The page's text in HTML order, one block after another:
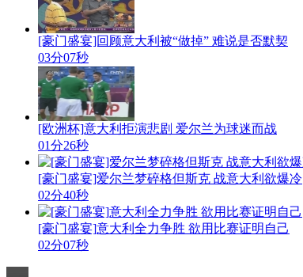
[豪门盛宴]回顾意大利被“做掉” 难说是否默契
03分07秒
[欧洲杯]意大利拒演悲剧 爱尔兰为球迷而战
01分26秒
[豪门盛宴]爱尔兰梦碎格但斯克 战意大利欲爆冷
02分40秒
[豪门盛宴]意大利全力争胜 欲用比赛证明自己
02分07秒